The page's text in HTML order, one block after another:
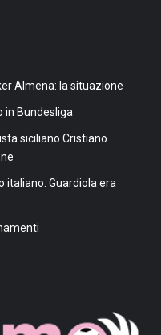
Almena: la situazione
in Bundesliga
siciliano Cristiano
italiano. Guardiola era